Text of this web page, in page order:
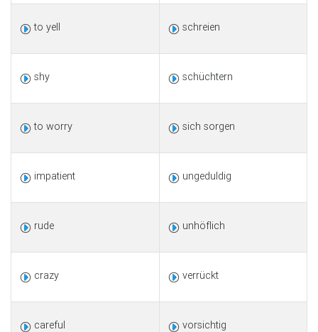
to yell schreien
shy schüchtern
to worry sich sorgen
impatient ungeduldig
rude unhöflich
crazy verrückt
careful vorsichtig